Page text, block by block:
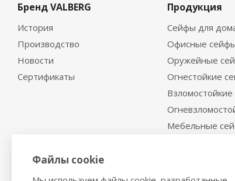
Бренд VALBERG
История
Производство
Новости
Сертификаты
Продукция
Сейфы для
Офисные
Оружейные
Огнестойкие
Мебельные
Депозитные
Встраиваемые
Сейфы с
Файлы cookie